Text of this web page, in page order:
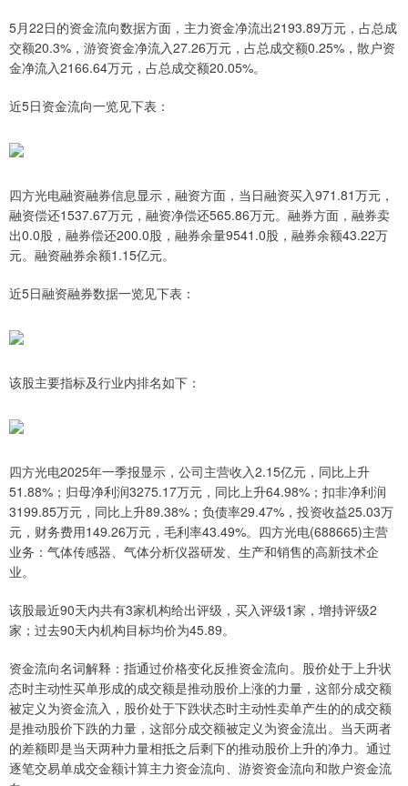
5月22日的资金流向数据方面，主力资金净流出2193.89万元，占总成
交额20.3%，游资资金净流入27.26万元，占总成交额0.25%，散户资
金净流入2166.64万元，占总成交额20.05%。
近5日资金流向一览见下表：
四方光电融资融券信息显示，融资方面，当日融资买入971.81万元，
融资偿还1537.67万元，融资净偿还565.86万元。融券方面，融券卖
出0.0股，融券偿还200.0股，融券余量9541.0股，融券余额43.22万
元。融资融券余额1.15亿元。
近5日融资融券数据一览见下表：
该股主要指标及行业内排名如下：
四方光电2025年一季报显示，公司主营收入2.15亿元，同比上升
51.88%；归母净利润3275.17万元，同比上升64.98%；扣非净利润
3199.85万元，同比上升89.38%；负债率29.47%，投资收益25.03万
元，财务费用149.26万元，毛利率43.49%。四方光电(688665)主营
业务：气体传感器、气体分析仪器研发、生产和销售的高新技术企
业。
该股最近90天内共有3家机构给出评级，买入评级1家，增持评级2
家；过去90天内机构目标均价为45.89。
资金流向名词解释：指通过价格变化反推资金流向。股价处于上升状
态时主动性买单形成的成交额是推动股价上涨的力量，这部分成交额
被定义为资金流入，股价处于下跌状态时主动性卖单产生的的成交额
是推动股价下跌的力量，这部分成交额被定义为资金流出。当天两者
的差额即是当天两种力量相抵之后剩下的推动股价上升的净力。通过
逐笔交易单成交金额计算主力资金流向、游资资金流向和散户资金流